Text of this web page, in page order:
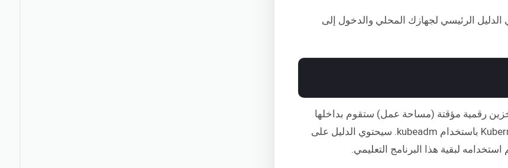
الدليل الرئيسي لجهازك المحلي والدخول إلى
رقمية مؤقتة (مساحة عمل) ستقوم بداخلها
بتشغيل جميع الأوامر المحلية لإنشاء عنقود Kubernetes باستخدام kubeadm. سيحتوي الدليل على